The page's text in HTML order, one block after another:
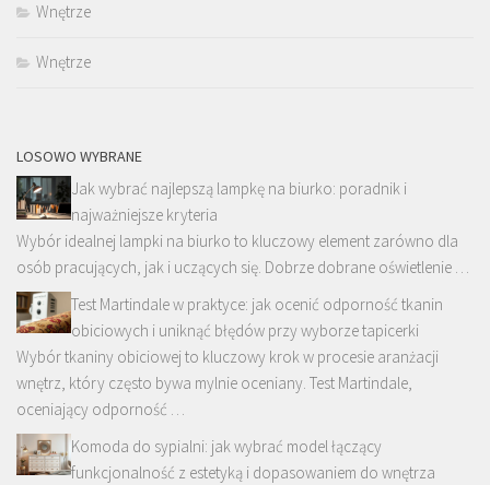
Wnętrze
Wnętrze
LOSOWO WYBRANE
Jak wybrać najlepszą lampkę na biurko: poradnik i
najważniejsze kryteria
Wybór idealnej lampki na biurko to kluczowy element zarówno dla
osób pracujących, jak i uczących się. Dobrze dobrane oświetlenie …
Test Martindale w praktyce: jak ocenić odporność tkanin
obiciowych i uniknąć błędów przy wyborze tapicerki
Wybór tkaniny obiciowej to kluczowy krok w procesie aranżacji
wnętrz, który często bywa mylnie oceniany. Test Martindale,
oceniający odporność …
Komoda do sypialni: jak wybrać model łączący
funkcjonalność z estetyką i dopasowaniem do wnętrza